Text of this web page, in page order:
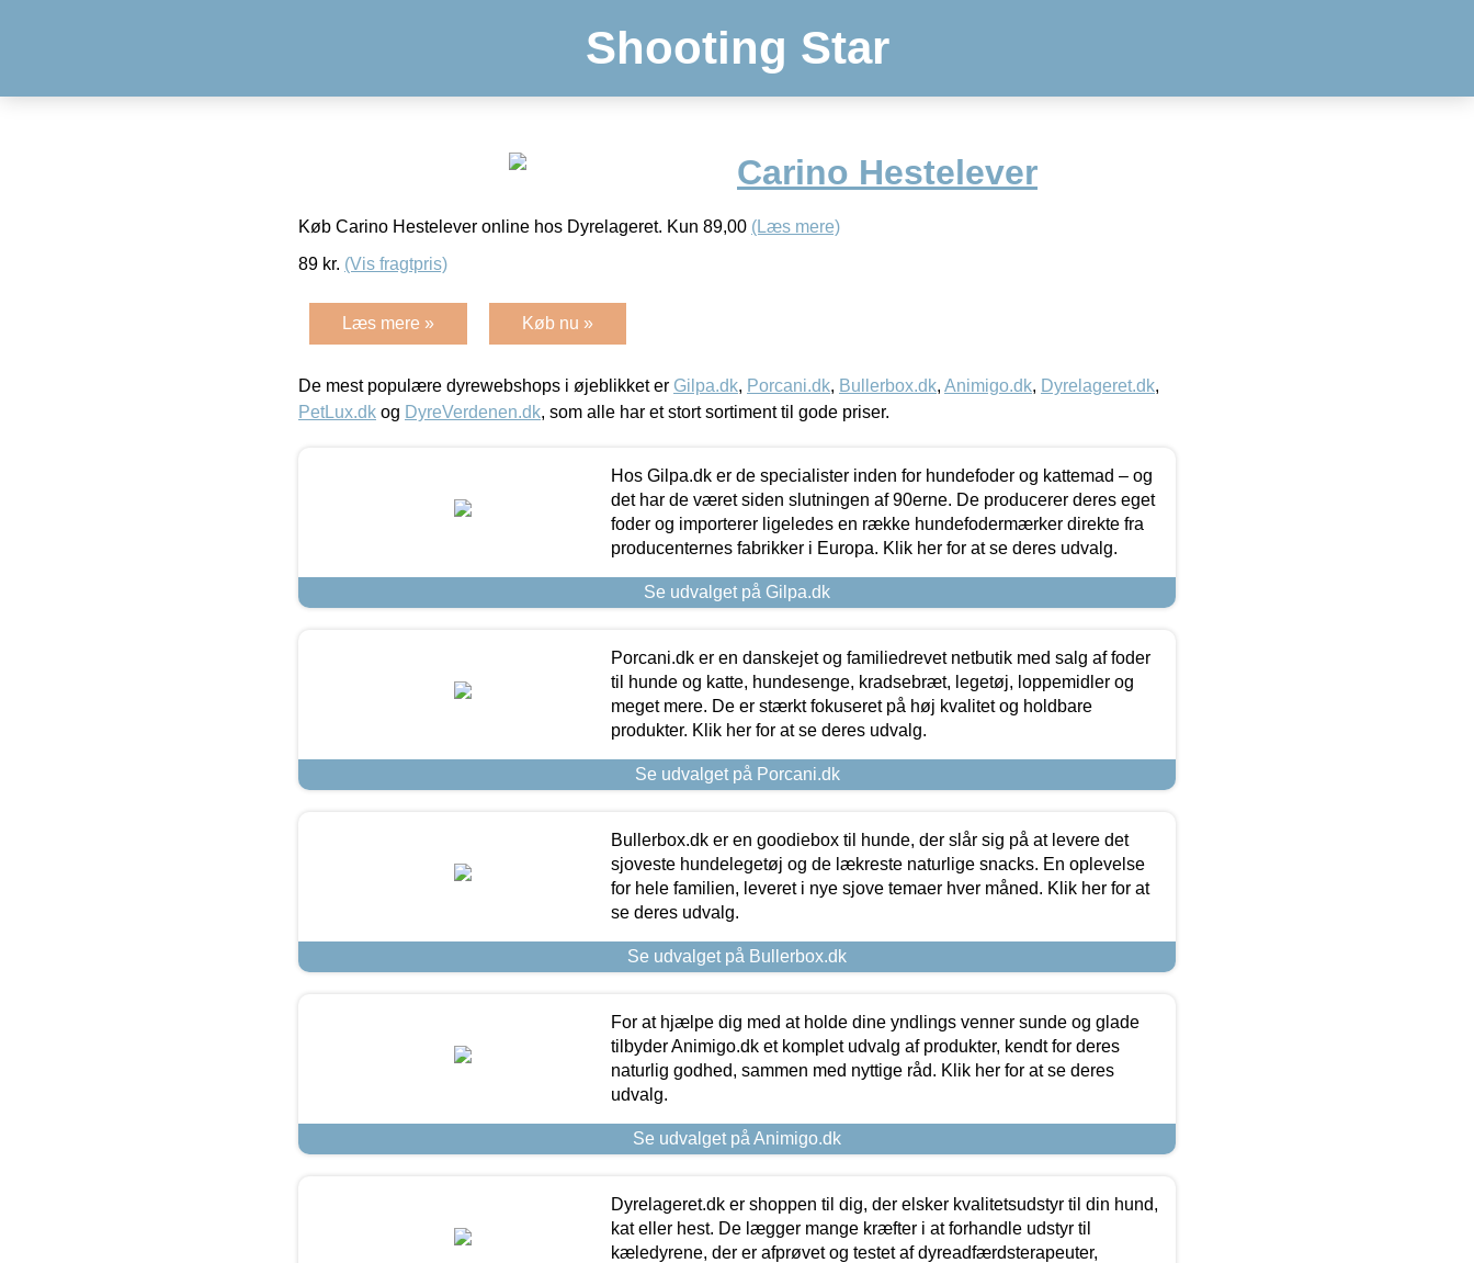
Shooting Star
Carino Hestelever
Køb Carino Hestelever online hos Dyrelageret. Kun 89,00 (Læs mere)
89 kr. (Vis fragtpris)
Læs mere » Køb nu »
De mest populære dyrewebshops i øjeblikket er Gilpa.dk, Porcani.dk, Bullerbox.dk, Animigo.dk, Dyrelageret.dk,
PetLux.dk og DyreVerdenen.dk, som alle har et stort sortiment til gode priser.
Hos Gilpa.dk er de specialister inden for hundefoder og kattemad – og
det har de været siden slutningen af 90erne. De producerer deres eget
foder og importerer ligeledes en række hundefodermærker direkte fra
producenternes fabrikker i Europa. Klik her for at se deres udvalg.
Se udvalget på Gilpa.dk
Porcani.dk er en danskejet og familiedrevet netbutik med salg af foder
til hunde og katte, hundesenge, kradsebræt, legetøj, loppemidler og
meget mere. De er stærkt fokuseret på høj kvalitet og holdbare
produkter. Klik her for at se deres udvalg.
Se udvalget på Porcani.dk
Bullerbox.dk er en goodiebox til hunde, der slår sig på at levere det
sjoveste hundelegetøj og de lækreste naturlige snacks. En oplevelse
for hele familien, leveret i nye sjove temaer hver måned. Klik her for at
se deres udvalg.
Se udvalget på Bullerbox.dk
For at hjælpe dig med at holde dine yndlings venner sunde og glade
tilbyder Animigo.dk et komplet udvalg af produkter, kendt for deres
naturlig godhed, sammen med nyttige råd. Klik her for at se deres
udvalg.
Se udvalget på Animigo.dk
Dyrelageret.dk er shoppen til dig, der elsker kvalitetsudstyr til din hund,
kat eller hest. De lægger mange kræfter i at forhandle udstyr til
kæledyrene, der er afprøvet og testet af dyreadfærdsterapeuter,